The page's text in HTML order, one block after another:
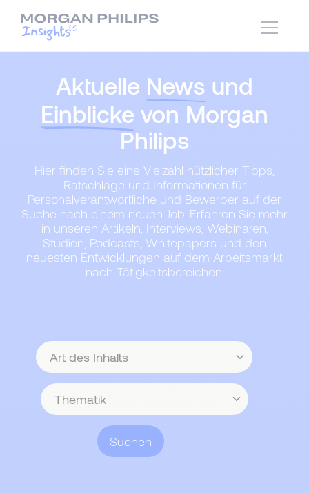
Aktuelle News und
Einblicke von Morgan
Philips
Hier finden Sie eine Vielzahl nützlicher Tipps,
Ratschläge und Informationen für
Personalverantwortliche und Bewerber auf der
Suche nach einem neuen Job. Erfahren Sie mehr
in unseren Artikeln, Interviews, Webinaren,
Studien, Podcasts, Whitepapers und den
neuesten Entwicklungen auf dem Arbeitsmarkt
nach Tätigkeitsbereichen.
Art
des
Inhalts
Thematik
Suchen